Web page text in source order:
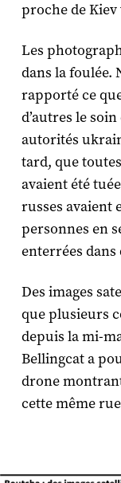
proche de Kiev
Les
dans la foulée.
rapporté ce
d’autres le
autorités
tard, que
avaient été
russes avaient
personnes en
enterrées dans
Des images
que plusieurs
depuis la mi-
Bellingcat a
drone
cette même